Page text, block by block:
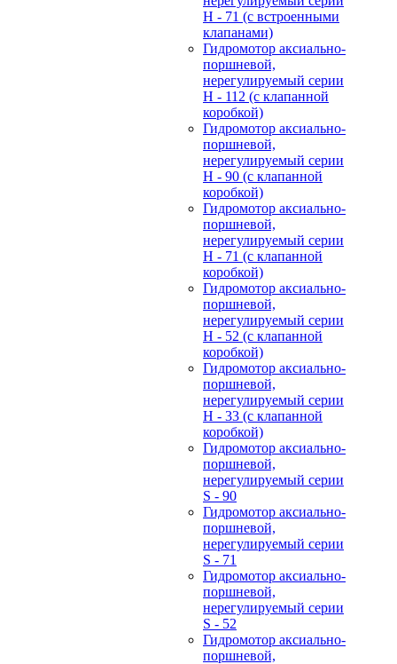
H - 71 (с встроенными
клапанами)
Гидромотор аксиально-
поршневой,
нерегулируемый cерии
H - 112 (с клапанной
коробкой)
Гидромотор аксиально-
поршневой,
нерегулируемый cерии
H - 90 (с клапанной
коробкой)
Гидромотор аксиально-
поршневой,
нерегулируемый cерии
H - 71 (с клапанной
коробкой)
Гидромотор аксиально-
поршневой,
нерегулируемый cерии
H - 52 (с клапанной
коробкой)
Гидромотор аксиально-
поршневой,
нерегулируемый cерии
H - 33 (с клапанной
коробкой)
Гидромотор аксиально-
поршневой,
нерегулируемый cерии
S - 90
Гидромотор аксиально-
поршневой,
нерегулируемый cерии
S - 71
Гидромотор аксиально-
поршневой,
нерегулируемый cерии
S - 52
Гидромотор аксиально-
поршневой,